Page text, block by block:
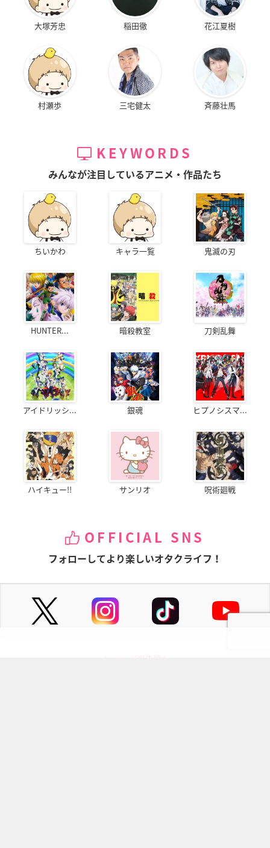
大塚芳忠 稲田徹 花江夏樹
村瀬歩 三宅健太 斉藤壮馬
KEYWORDS
みんなが注目しているアニメ・作品たち
ちいかわ キャラ一覧 鬼滅の刃
HUNTER... 暗殺教室 刀剣乱舞
アイドリッシ... 銀魂 ヒプノシスマ...
ハイキュー!! サンリオ 呪術廻戦
OFFICIAL SNS
フォローしてより楽しいオタクライフ！